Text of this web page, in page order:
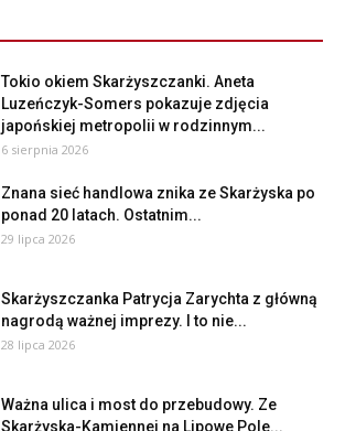
Tokio okiem Skarżyszczanki. Aneta
Luzeńczyk-Somers pokazuje zdjęcia
japońskiej metropolii w rodzinnym...
6 sierpnia 2026
Znana sieć handlowa znika ze Skarżyska po
ponad 20 latach. Ostatnim...
29 lipca 2026
Skarżyszczanka Patrycja Zarychta z główną
nagrodą ważnej imprezy. I to nie...
28 lipca 2026
Ważna ulica i most do przebudowy. Ze
Skarżyska-Kamiennej na Lipowe Pole...